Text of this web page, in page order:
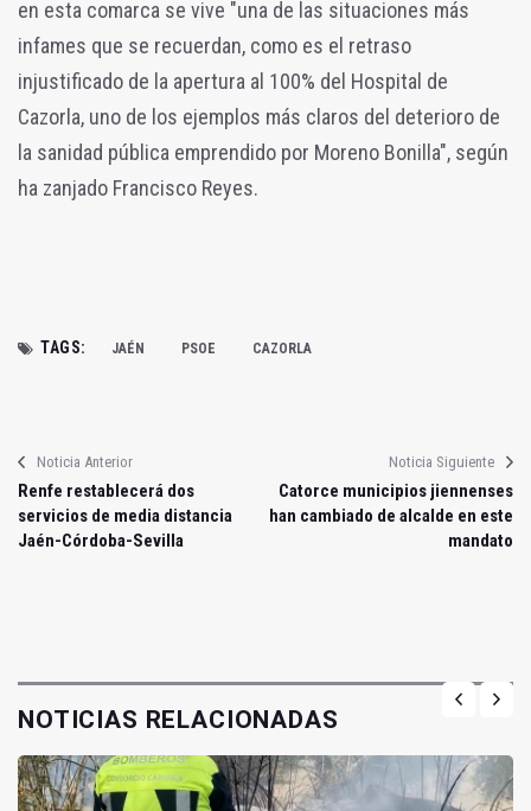
en esta comarca se vive "una de las situaciones más
infames que se recuerdan, como es el retraso
injustificado de la apertura al 100% del Hospital de
Cazorla, uno de los ejemplos más claros del deterioro de
la sanidad pública emprendido por Moreno Bonilla", según
ha zanjado Francisco Reyes.
TAGS: JAÉN PSOE CAZORLA
Noticia Anterior
Renfe restablecerá dos
servicios de media distancia
Jaén-Córdoba-Sevilla
Noticia Siguiente
Catorce municipios jiennenses
han cambiado de alcalde en este
mandato
NOTICIAS RELACIONADAS